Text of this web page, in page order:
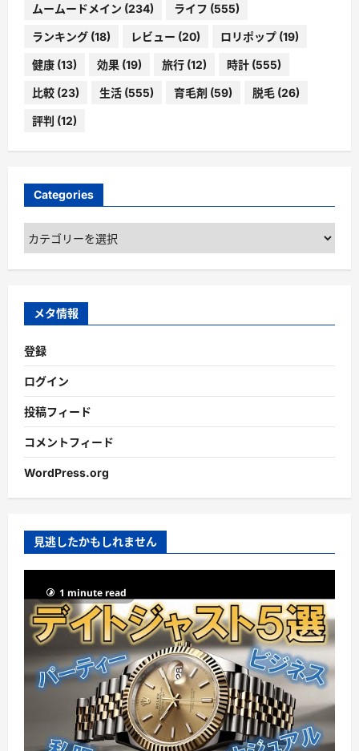
ムームードメイン (234) ライフ (555)
ランキング (18) レビュー (20) ロリポップ (19)
健康 (13) 効果 (19) 旅行 (12) 時計 (555)
比較 (23) 生活 (555) 育毛剤 (59) 脱毛 (26)
評判 (12)
Categories
Categories
メタ情報
登録
ログイン
投稿フィード
コメントフィード
WordPress.org
見逃したかもしれません
1 minute read